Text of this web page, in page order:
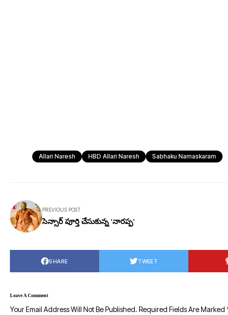
Allari Naresh HBD Allari Naresh Sabhaku Namaskaram
PREVIOUS POST
సెన్సార్ పూర్తి చేసుకున్న 'నారప్ప'
SHARE TWEET
Leave A Comment
Your Email Address Will Not Be Published. Required Fields Are Marked